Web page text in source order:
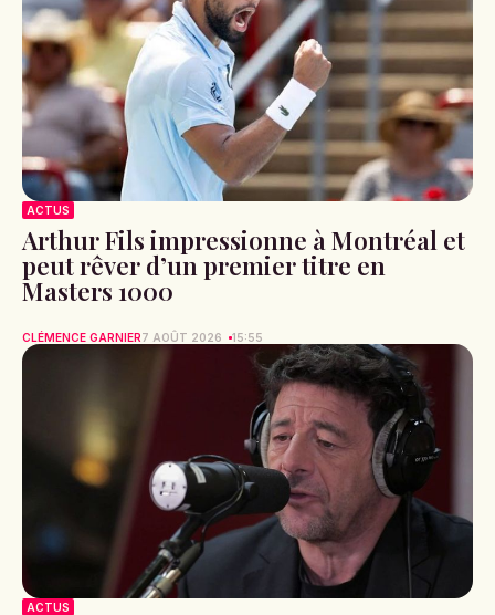
ACTUS
Arthur Fils impressionne à Montréal et
peut rêver d’un premier titre en
Masters 1000
CLÉMENCE GARNIER7 AOÛT 2026 15:55
ACTUS